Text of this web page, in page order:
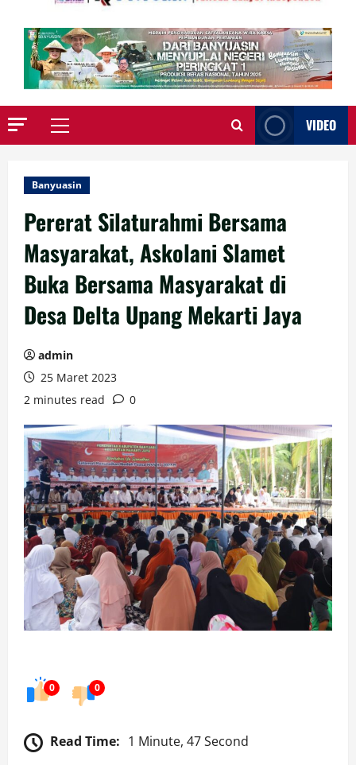
Primary
VIDEO
Banyuasin
Pererat Silaturahmi Bersama
Masyarakat, Askolani Slamet
Buka Bersama Masyarakat di
Desa Delta Upang Mekarti Jaya
admin
25 Maret 2023
2 minutes read
0
0 0
Read Time: 1 Minute, 47 Second